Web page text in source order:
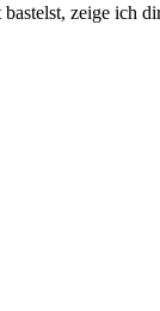
zeige ich